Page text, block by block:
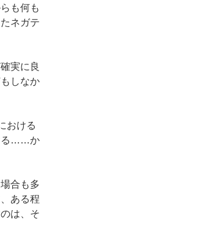
も何も
ネガテ
実に良
しなか
おける
る……か
合も多
ある程
は、そ